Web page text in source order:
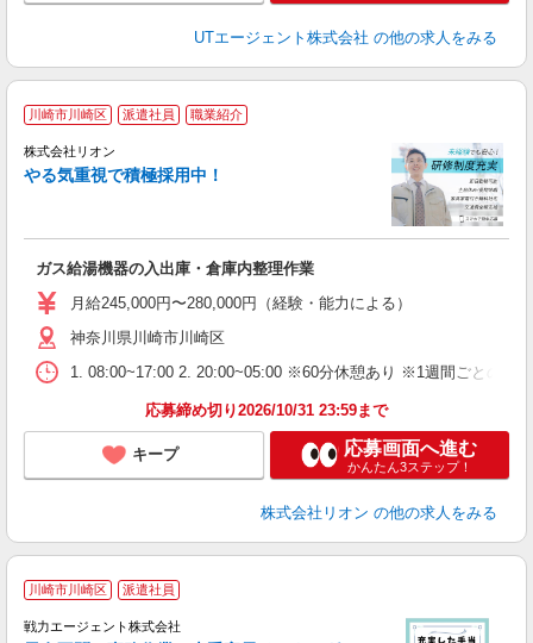
UTエージェント株式会社 の他の求人をみる
川崎市川崎区 派遣社員 職業紹介
株式会社リオン
やる気重視で積極採用中！
ガス給湯機器の入出庫・倉庫内整理作業
月給245,000円〜280,000円（経験・能力による）
神奈川県川崎市川崎区
1. 08:00~17:00 2. 20:00~05:00 ※60分休憩あり ※1週間ごとの2交
応募締め切り2026/10/31 23:59まで
キープ 応募画面へ進む
かんたん3ステップ！
株式会社リオン の他の求人をみる
川崎市川崎区 派遣社員
戦力エージェント株式会社